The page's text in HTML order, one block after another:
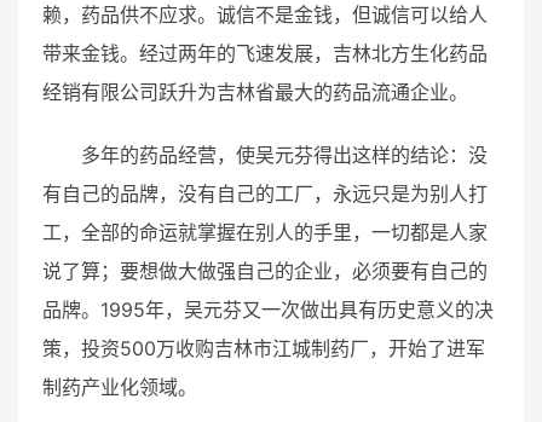
赖，药品供不应求。诚信不是金钱，但诚信可以给人
带来金钱。经过两年的飞速发展，吉林北方生化药品
经销有限公司跃升为吉林省最大的药品流通企业。
多年的药品经营，使吴元芬得出这样的结论：没
有自己的品牌，没有自己的工厂，永远只是为别人打
工，全部的命运就掌握在别人的手里，一切都是人家
说了算；要想做大做强自己的企业，必须要有自己的
品牌。1995年，吴元芬又一次做出具有历史意义的决
策，投资500万收购吉林市江城制药厂，开始了进军
制药产业化领域。